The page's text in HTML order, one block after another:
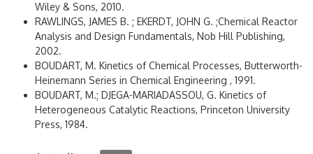
Wiley & Sons, 2010.
RAWLINGS, JAMES B. ; EKERDT, JOHN G. ;Chemical Reactor
Analysis and Design Fundamentals, Nob Hill Publishing,
2002.
BOUDART, M. Kinetics of Chemical Processes, Butterworth-
Heinemann Series in Chemical Engineering , 1991.
BOUDART, M.; DJEGA-MARIADASSOU, G. Kinetics of
Heterogeneous Catalytic Reactions, Princeton University
Press, 1984.